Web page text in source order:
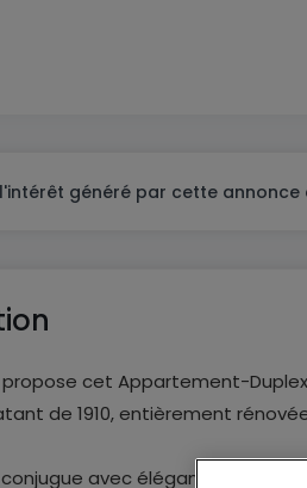
généré par cette
propose cet Appartement-
de 1910, entièrement
avec élégance le